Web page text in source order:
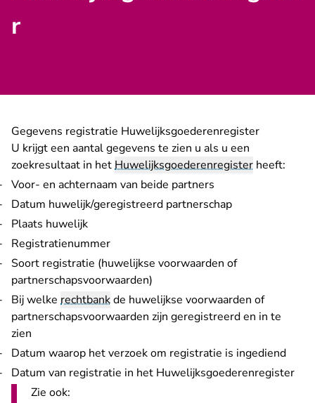
r
Gegevens registratie Huwelijksgoederenregister
U krijgt een aantal gegevens te zien u als u een
zoekresultaat in hetHuwelijksgoederenregister heeft:
Voor- en achternaam van beide partners
Datum huwelijk/geregistreerd partnerschap
Plaats huwelijk
Registratienummer
Soort registratie (huwelijkse voorwaarden of
partnerschapsvoorwaarden)
Bij welke rechtbankde huwelijkse voorwaarden of
partnerschapsvoorwaarden zijn geregistreerd en in te
zien
Datum waarop het verzoek om registratie is ingediend
Datum van registratie in het Huwelijksgoederenregister
Zie ook: